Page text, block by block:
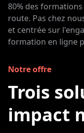
80% des
route. Pas chez
et centrée sur
formation en ligne
Notre offre
Trois
impact